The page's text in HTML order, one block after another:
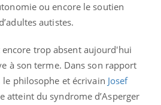
ou encore le soutien
autistes.
trop absent aujourd'hui
à son terme. Dans son rapport
philosophe et écrivain Josef
atteint du syndrome d’Asperger